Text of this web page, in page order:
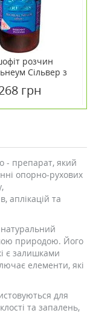
розчин
Сільвер з
млгрн
- препарат, який
опорно-рухових
аплікацій та
природою. Його
є залишками
елементи, які
для
та запалень,